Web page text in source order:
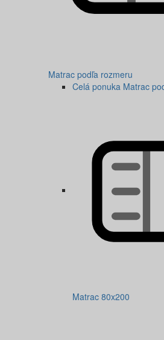
Matrac podľa rozmeru
Celá ponuka Matrac
Matrac 80x200